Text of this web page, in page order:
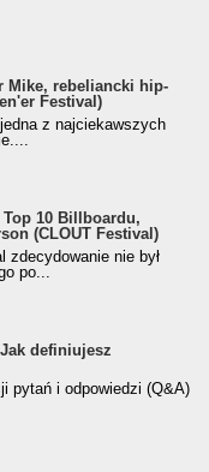
Mike, rebeliancki hip-
Festival)
z najciekawszych
10 Billboardu,
(CLOUT Festival)
zdecydowanie nie był
po...
definiujesz
pytań i odpowiedzi (Q&A)